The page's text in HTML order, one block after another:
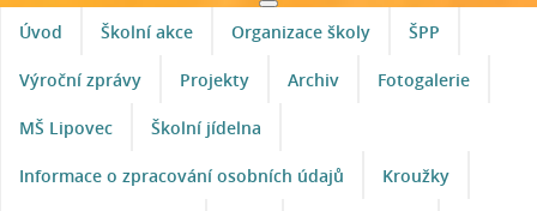
Úvod Školní akce Organizace školy ŠPP
Výroční zprávy Projekty Archiv Fotogalerie
MŠ Lipovec Školní jídelna
Informace o zpracování osobních údajů Kroužky